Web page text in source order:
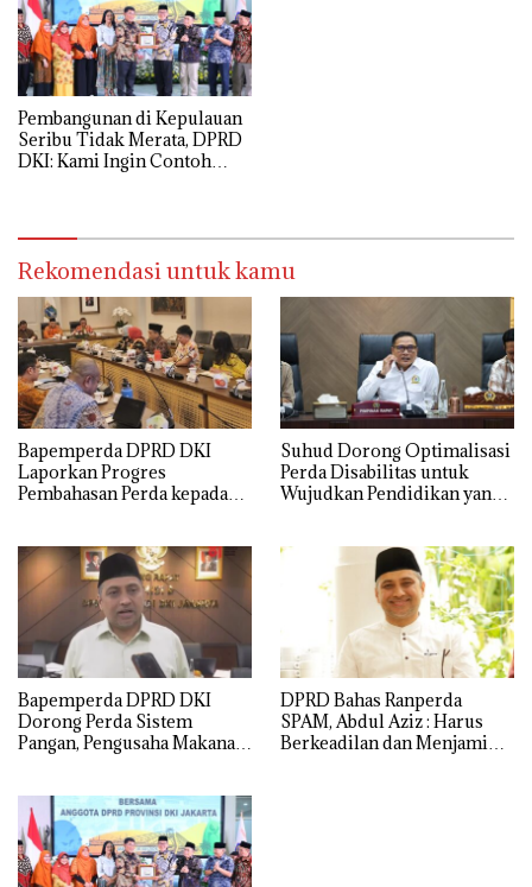
Pembangunan di Kepulauan
Seribu Tidak Merata, DPRD
DKI: Kami Ingin Contoh
Rekomendasi untuk kamu
Bapemperda DPRD DKI
Laporkan Progres
Pembahasan Perda kepada
Suhud Dorong Optimalisasi
Perda Disabilitas untuk
Wujudkan Pendidikan yang
Bapemperda DPRD DKI
Dorong Perda Sistem
Pangan, Pengusaha Makanan
DPRD Bahas Ranperda
SPAM, Abdul Aziz : Harus
Berkeadilan dan Menjamin